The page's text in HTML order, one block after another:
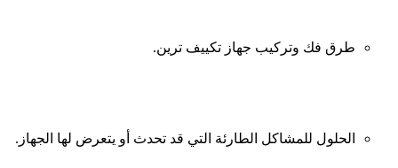
طرق فك وتركيب جهاز تكييف ترين.
الحلول للمشاكل الطارئة التي قد تحدث أو يتعرض لها الجهاز.